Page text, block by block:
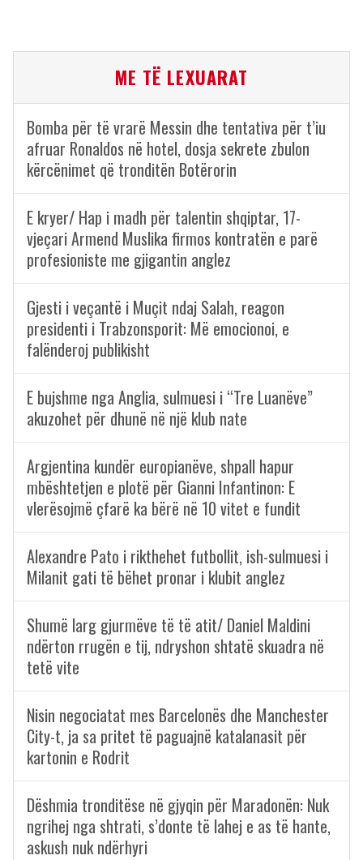
ME TË LEXUARAT
Bomba për të vrarë Messin dhe tentativa për t’iu
afruar Ronaldos në hotel, dosja sekrete zbulon
kërcënimet që tronditën Botërorin
E kryer/ Hap i madh për talentin shqiptar, 17-
vjeçari Armend Muslika firmos kontratën e parë
profesioniste me gjigantin anglez
Gjesti i veçantë i Muçit ndaj Salah, reagon
presidenti i Trabzonsporit: Më emocionoi, e
falënderoj publikisht
E bujshme nga Anglia, sulmuesi i “Tre Luanëve”
akuzohet për dhunë në një klub nate
Argjentina kundër europianëve, shpall hapur
mbështetjen e plotë për Gianni Infantinon: E
vlerësojmë çfarë ka bërë në 10 vitet e fundit
Alexandre Pato i rikthehet futbollit, ish-sulmuesi i
Milanit gati të bëhet pronar i klubit anglez
Shumë larg gjurmëve të të atit/ Daniel Maldini
ndërton rrugën e tij, ndryshon shtatë skuadra në
tetë vite
Nisin negociatat mes Barcelonës dhe Manchester
City-t, ja sa pritet të paguajnë katalanasit për
kartonin e Rodrit
Dëshmia tronditëse në gjyqin për Maradonën: Nuk
ngrihej nga shtrati, s’donte të lahej e as të hante,
askush nuk ndërhyri